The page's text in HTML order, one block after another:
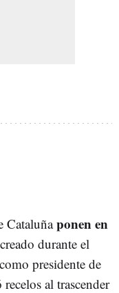
Cataluñaponen en
creado durante el
presidente de
al trascender